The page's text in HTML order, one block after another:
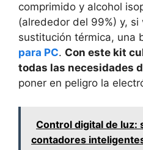
comprimido y alcohol
(alrededor del 99%) y,
sustitución térmica, una
para PC. Con este kit
todas las necesidades
poner en peligro la
Control digital de luz:
contadores